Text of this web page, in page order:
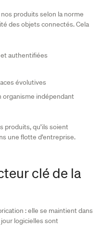
produits selon la norme
des objets connectés. Cela
authentifiées
évolutives
organisme indépendant
produits, qu’ils soient
une flotte d’entreprise.
clé de la
: elle se maintient dans
jour logicielles sont